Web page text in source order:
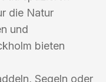
die Natur
und
bieten
Segeln oder